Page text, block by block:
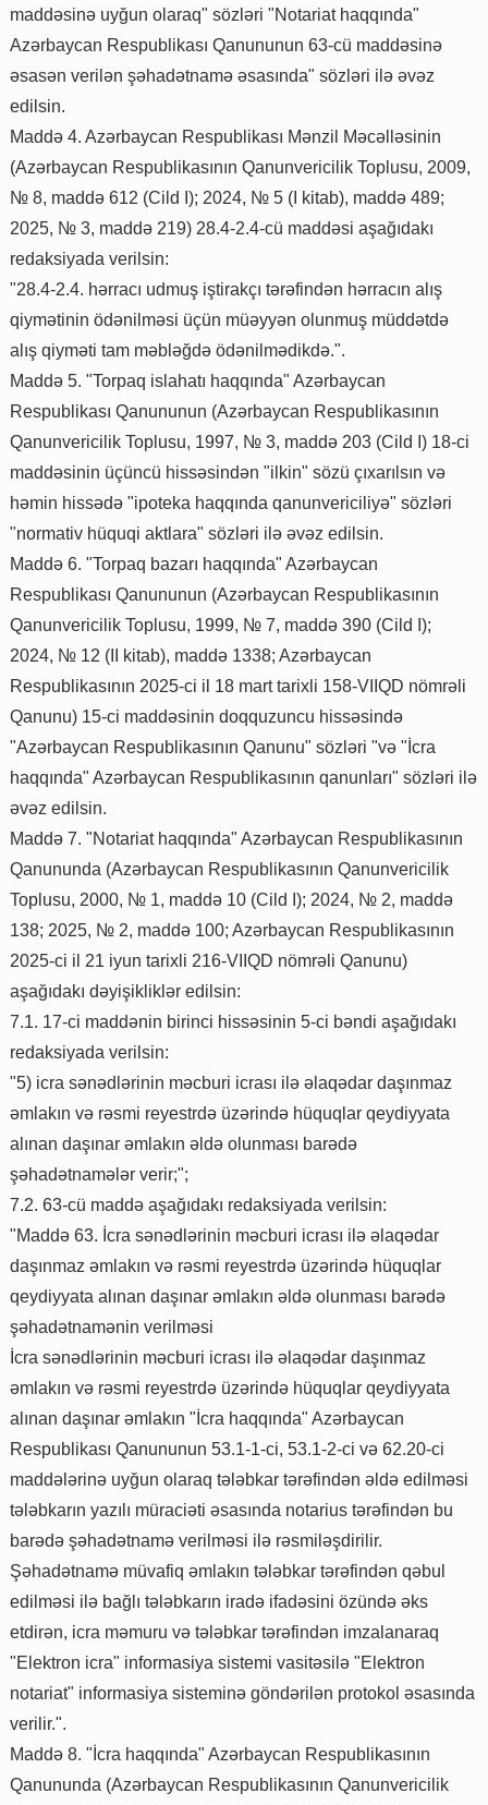
maddəsinə uyğun olaraq" sözləri "Notariat haqqında"
Azərbaycan Respublikası Qanununun 63-cü maddəsinə
əsasən verilən şəhadətnamə əsasında" sözləri ilə əvəz
edilsin.
Maddə 4. Azərbaycan Respublikası Mənzil Məcəlləsinin
(Azərbaycan Respublikasının Qanunvericilik Toplusu, 2009,
№ 8, maddə 612 (Cild I); 2024, № 5 (I kitab), maddə 489;
2025, № 3, maddə 219) 28.4-2.4-cü maddəsi aşağıdakı
redaksiyada verilsin:
"28.4-2.4. hərracı udmuş iştirakçı tərəfindən hərracın alış
qiymətinin ödənilməsi üçün müəyyən olunmuş müddətdə
alış qiyməti tam məbləğdə ödənilmədikdə.".
Maddə 5. "Torpaq islahatı haqqında" Azərbaycan
Respublikası Qanununun (Azərbaycan Respublikasının
Qanunvericilik Toplusu, 1997, № 3, maddə 203 (Cild I) 18-ci
maddəsinin üçüncü hissəsindən "ilkin" sözü çıxarılsın və
həmin hissədə "ipoteka haqqında qanunvericiliyə" sözləri
"normativ hüquqi aktlara" sözləri ilə əvəz edilsin.
Maddə 6. "Torpaq bazarı haqqında" Azərbaycan
Respublikası Qanununun (Azərbaycan Respublikasının
Qanunvericilik Toplusu, 1999, № 7, maddə 390 (Cild I);
2024, № 12 (II kitab), maddə 1338; Azərbaycan
Respublikasının 2025-ci il 18 mart tarixli 158-VIIQD nömrəli
Qanunu) 15-ci maddəsinin doqquzuncu hissəsində
"Azərbaycan Respublikasının Qanunu" sözləri "və "İcra
haqqında" Azərbaycan Respublikasının qanunları" sözləri ilə
əvəz edilsin.
Maddə 7. "Notariat haqqında" Azərbaycan Respublikasının
Qanununda (Azərbaycan Respublikasının Qanunvericilik
Toplusu, 2000, № 1, maddə 10 (Cild I); 2024, № 2, maddə
138; 2025, № 2, maddə 100; Azərbaycan Respublikasının
2025-ci il 21 iyun tarixli 216-VIIQD nömrəli Qanunu)
aşağıdakı dəyişikliklər edilsin:
7.1. 17-ci maddənin birinci hissəsinin 5-ci bəndi aşağıdakı
redaksiyada verilsin:
"5) icra sənədlərinin məcburi icrası ilə əlaqədar daşınmaz
əmlakın və rəsmi reyestrdə üzərində hüquqlar qeydiyyata
alınan daşınar əmlakın əldə olunması barədə
şəhadətnamələr verir;";
7.2. 63-cü maddə aşağıdakı redaksiyada verilsin:
"Maddə 63. İcra sənədlərinin məcburi icrası ilə əlaqədar
daşınmaz əmlakın və rəsmi reyestrdə üzərində hüquqlar
qeydiyyata alınan daşınar əmlakın əldə olunması barədə
şəhadətnamənin verilməsi
İcra sənədlərinin məcburi icrası ilə əlaqədar daşınmaz
əmlakın və rəsmi reyestrdə üzərində hüquqlar qeydiyyata
alınan daşınar əmlakın "İcra haqqında" Azərbaycan
Respublikası Qanununun 53.1-1-ci, 53.1-2-ci və 62.20-ci
maddələrinə uyğun olaraq tələbkar tərəfindən əldə edilməsi
tələbkarın yazılı müraciəti əsasında notarius tərəfindən bu
barədə şəhadətnamə verilməsi ilə rəsmiləşdirilir.
Şəhadətnamə müvafiq əmlakın tələbkar tərəfindən qəbul
edilməsi ilə bağlı tələbkarın iradə ifadəsini özündə əks
etdirən, icra məmuru və tələbkar tərəfindən imzalanaraq
"Elektron icra" informasiya sistemi vasitəsilə "Elektron
notariat" informasiya sisteminə göndərilən protokol əsasında
verilir.".
Maddə 8. "İcra haqqında" Azərbaycan Respublikasının
Qanununda (Azərbaycan Respublikasının Qanunvericilik